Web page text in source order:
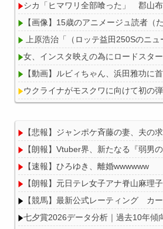
シカ「ヒマワリ全部喰った」 郡山
【画像】15歳のアニメージュ読者
上原浩治「（ロッテ益田250Sのニ
女、インスタ映えの為にロードスタ
【動画】ルビィちゃん、浜田雅功に
ウクライナがモスクワに向けて初の
Powered by livedoor 相互RSS
【悲報】ジャンポケ斉藤の妻、夫の
【朗報】Vtuber界、新たなる『弱男
【速報】ひろゆき、離婚wwwwww
【朗報】元日テレ女子アナ脊山麻理
【競馬】最新公式レーティング カ
七夕賞2026データ分析｜過去10年傾